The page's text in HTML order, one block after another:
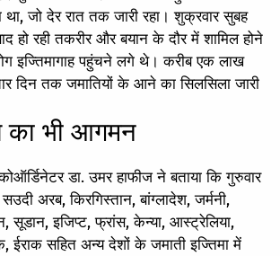
था, जो देर रात तक जारी रहा। शुक्रवार सुबह
हो रही तकरीर और बयान के दौर में शामिल होने
इज्तिमागाह पहुंचने लगे थे। करीब एक लाख
दिन तक जमातियों के आने का सिलसिला जारी
का भी आगमन
डा. उमर हाफीज ने बताया कि गुरुवार
अरब, किरगिस्तान, बांग्लादेश, जर्मनी,
सूडान, इजिप्ट, फ्रांस, केन्या, आस्ट्रेलिया,
ईराक सहित अन्य देशों के जमाती इज्तिमा में